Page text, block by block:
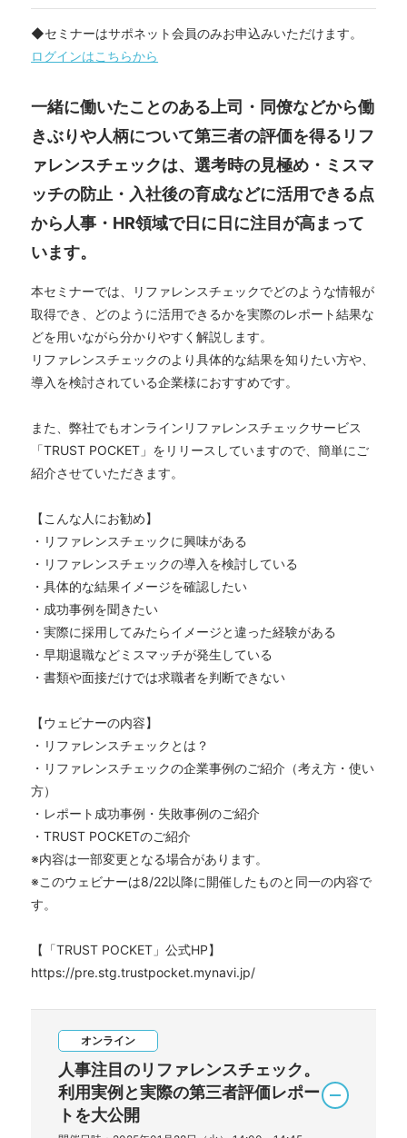
◆セミナーはサポネット会員のみお申込みいただけます。
ログインはこちらから
一緒に働いたことのある上司・同僚などから働
きぶりや人柄について第三者の評価を得るリフ
ァレンスチェックは、選考時の見極め・ミスマ
ッチの防止・入社後の育成などに活用できる点
から人事・HR領域で日に日に注目が高まって
います。
本セミナーでは、リファレンスチェックでどのような情報が
取得でき、どのように活用できるかを実際のレポート結果な
どを用いながら分かりやすく解説します。
リファレンスチェックのより具体的な結果を知りたい方や、
導入を検討されている企業様におすすめです。
また、弊社でもオンラインリファレンスチェックサービス
「TRUST POCKET」をリリースしていますので、簡単にご
紹介させていただきます。
【こんな人にお勧め】
・リファレンスチェックに興味がある
・リファレンスチェックの導入を検討している
・具体的な結果イメージを確認したい
・成功事例を聞きたい
・実際に採用してみたらイメージと違った経験がある
・早期退職などミスマッチが発生している
・書類や面接だけでは求職者を判断できない
【ウェビナーの内容】
・リファレンスチェックとは？
・リファレンスチェックの企業事例のご紹介（考え方・使い
方）
・レポート成功事例・失敗事例のご紹介
・TRUST POCKETのご紹介
※内容は一部変更となる場合があります。
※このウェビナーは8/22以降に開催したものと同一の内容で
す。
【「TRUST POCKET」公式HP】
https://pre.stg.trustpocket.mynavi.jp/
オンライン
人事注目のリファレンスチェック。
利用実例と実際の第三者評価レポー
トを大公開